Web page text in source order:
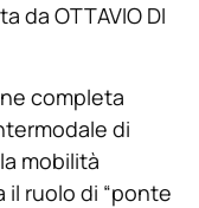
da OTTAVIO DI
completa
di
mobilità
il ruolo di “ponte